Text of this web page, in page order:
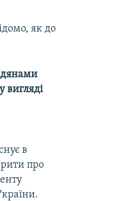
як до
вигляді
в
про